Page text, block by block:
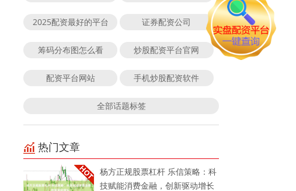
2025配资最好的平台 证券配资公司
筹码分布图怎么看 炒股配资平台官网
配资平台网站 手机炒股配资软件
全部话题标签
热门文章
杨方正规股票杠杆 乐信策略：科
技赋能消费金融，创新驱动增长